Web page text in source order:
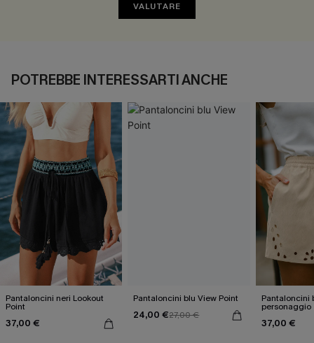
VALUTARE
POTREBBE INTERESSARTI ANCHE
Pantaloncini neri Lookout
Point
37,00 €
Pantaloncini blu View Point
24,00 €27,00 €
Pantaloncini
personaggio
37,00 €